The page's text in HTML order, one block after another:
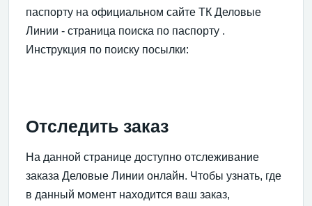
паспорту на официальном сайте ТК Деловые
Линии - страница поиска по паспорту .
Инструкция по поиску посылки:
Отследить заказ
На данной странице доступно отслеживание
заказа Деловые Линии онлайн. Чтобы узнать, где
в данный момент находится ваш заказ,